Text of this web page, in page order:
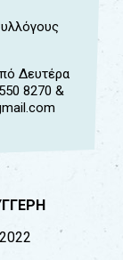
Δευτέρα
8270 &